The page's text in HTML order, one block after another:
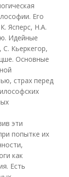
Его
Ясперс, Н.А.
Идейные
Кьеркегор,
Основные
страх перед
эти
попытке их
как
Есть